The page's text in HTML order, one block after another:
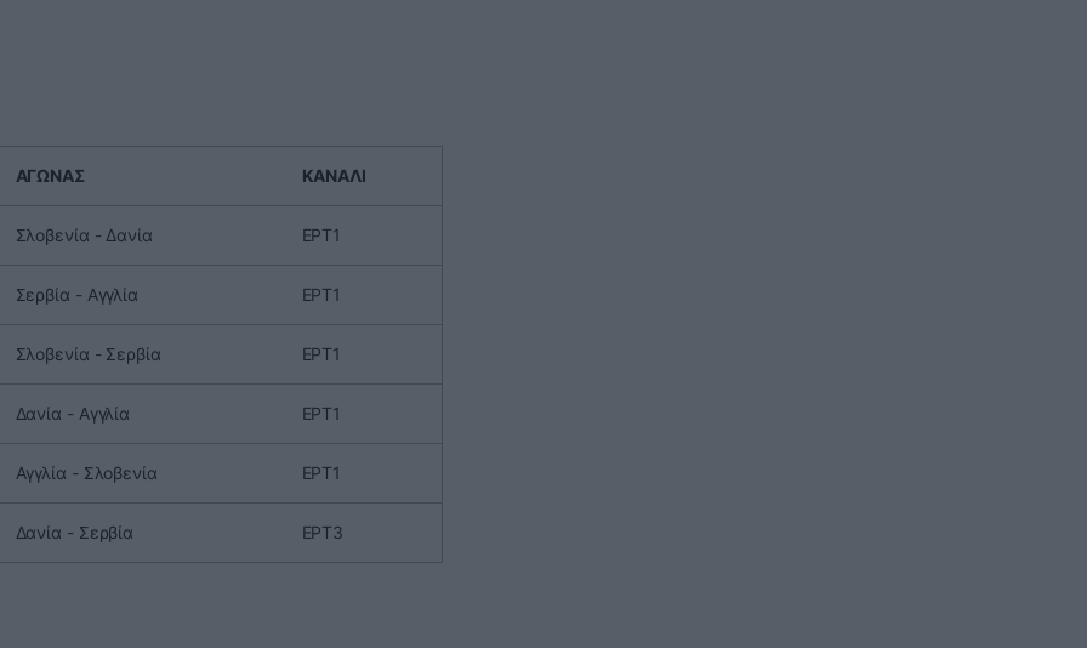
ΑΓΩΝΑΣ ΚΑΝΑΛΙ
Σλοβενία - Δανία ΕΡΤ1
Σερβία - Αγγλία ΕΡΤ1
Σλοβενία - Σερβία ΕΡΤ1
Δανία - Αγγλία ΕΡΤ1
Αγγλία - Σλοβενία ΕΡΤ1
Δανία - Σερβία ΕΡΤ3